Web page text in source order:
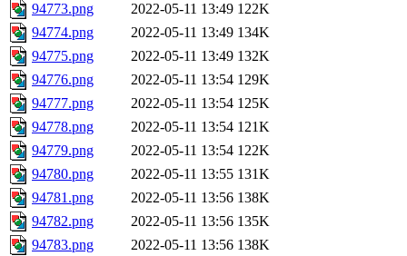
94773.png
2022-05-11 13:49 122K
94774.png
2022-05-11 13:49 134K
94775.png
2022-05-11 13:49 132K
94776.png
2022-05-11 13:54 129K
94777.png
2022-05-11 13:54 125K
94778.png
2022-05-11 13:54 121K
94779.png
2022-05-11 13:54 122K
94780.png
2022-05-11 13:55 131K
94781.png
2022-05-11 13:56 138K
94782.png
2022-05-11 13:56 135K
94783.png
2022-05-11 13:56 138K